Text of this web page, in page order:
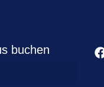
buchen